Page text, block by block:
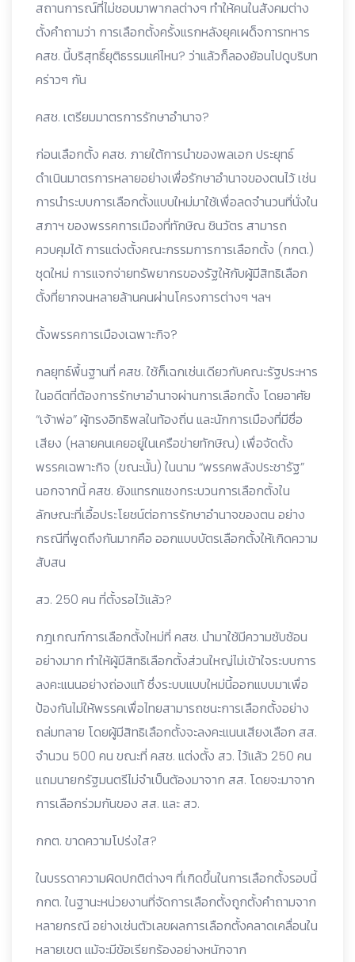
สถานการณ์ที่ไม่ชอบมาพากลต่างๆ ทำให้คนในสังคมต่าง
ตั้งคำถามว่า การเลือกตั้งครั้งแรกหลังยุคเผด็จการทหาร
คสช. นี้บริสุทธิ์ยุติธรรมแค่ไหน? ว่าแล้วก็ลองย้อนไปดูบริบท
คร่าวๆ กัน
คสช. เตรียมมาตรการรักษาอำนาจ?
ก่อนเลือกตั้ง คสช. ภายใต้การนำของพลเอก ประยุทธ์
ดำเนินมาตรการหลายอย่างเพื่อรักษาอำนาจของตนไว้ เช่น
การนำระบบการเลือกตั้งแบบใหม่มาใช้เพื่อลดจำนวนที่นั่งใน
สภาฯ ของพรรคการเมืองที่ทักษิณ ชินวัตร สามารถ
ควบคุมได้ การแต่งตั้งคณะกรรมการการเลือกตั้ง (กกต.)
ชุดใหม่ การแจกจ่ายทรัพยากรของรัฐให้กับผู้มีสิทธิเลือก
ตั้งที่ยากจนหลายล้านคนผ่านโครงการต่างๆ ฯลฯ
ตั้งพรรคการเมืองเฉพาะกิจ?
กลยุทธ์พื้นฐานที่ คสช. ใช้ก็เฉกเช่นเดียวกับคณะรัฐประหาร
ในอดีตที่ต้องการรักษาอำนาจผ่านการเลือกตั้ง โดยอาศัย
“เจ้าพ่อ” ผู้ทรงอิทธิพลในท้องถิ่น และนักการเมืองที่มีชื่อ
เสียง (หลายคนเคยอยู่ในเครือข่ายทักษิณ) เพื่อจัดตั้ง
พรรคเฉพาะกิจ (ขณะนั้น) ในนาม “พรรคพลังประชารัฐ”
นอกจากนี้ คสช. ยังแทรกแซงกระบวนการเลือกตั้งใน
ลักษณะที่เอื้อประโยชน์ต่อการรักษาอำนาจของตน อย่าง
กรณีที่พูดถึงกันมากคือ ออกแบบบัตรเลือกตั้งให้เกิดความ
สับสน
สว. 250 คน ที่ตั้งรอไว้แล้ว?
กฎเกณฑ์การเลือกตั้งใหม่ที่ คสช. นำมาใช้มีความซับซ้อน
อย่างมาก ทำให้ผู้มีสิทธิเลือกตั้งส่วนใหญ่ไม่เข้าใจระบบการ
ลงคะแนนอย่างถ่องแท้ ซึ่งระบบแบบใหม่นี้ออกแบบมาเพื่อ
ป้องกันไม่ให้พรรคเพื่อไทยสามารถชนะการเลือกตั้งอย่าง
ถล่มทลาย โดยผู้มีสิทธิเลือกตั้งจะลงคะแนนเสียงเลือก สส.
จำนวน 500 คน ขณะที่ คสช. แต่งตั้ง สว. ไว้แล้ว 250 คน
แถมนายกรัฐมนตรีไม่จำเป็นต้องมาจาก สส. โดยจะมาจาก
การเลือกร่วมกันของ สส. และ สว.
กกต. ขาดความโปร่งใส?
ในบรรดาความผิดปกติต่างๆ ที่เกิดขึ้นในการเลือกตั้งรอบนี้
กกต. ในฐานะหน่วยงานที่จัดการเลือกตั้งถูกตั้งคำถามจาก
หลายกรณี อย่างเช่นตัวเลขผลการเลือกตั้งคลาดเคลื่อนใน
หลายเขต แม้จะมีข้อเรียกร้องอย่างหนักจาก